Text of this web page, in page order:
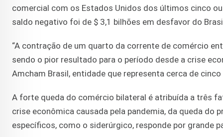
comercial com os Estados Unidos dos últimos cinco
saldo negativo foi de $ 3,1 bilhões em desfavor do
“A contração de um quarto da corrente de comércio
sendo o pior resultado para o período desde a crise
Amcham Brasil, entidade que representa cerca de
A forte queda do comércio bilateral é atribuída a três
crise econômica causada pela pandemia, da queda
específicos, como o siderúrgico, responde por grande